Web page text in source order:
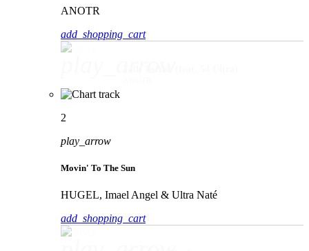
ANOTR
add_shopping_cart
2
play_arrow
Movin' To The Sun
HUGEL, Imael Angel & Ultra Naté
add_shopping_cart